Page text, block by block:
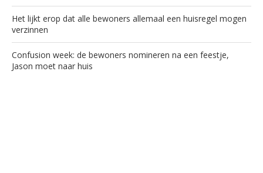
Het lijkt erop dat alle bewoners allemaal een huisregel mogen
verzinnen
Confusion week: de bewoners nomineren na een feestje,
Jason moet naar huis